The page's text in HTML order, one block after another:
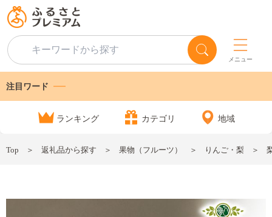
メニュー
注目ワード
ランキング カテゴリ 地域
Top 返礼品から探す 果物（フルーツ） りんご・梨